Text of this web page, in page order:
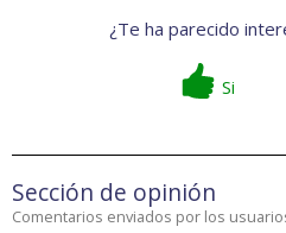
¿Te ha parecido
Si
Sección de opinión
Comentarios enviados por los